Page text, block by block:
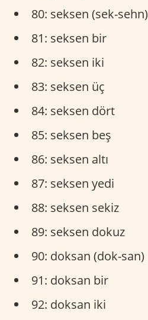
80: seksen (sek-sehn)
81: seksen bir
82: seksen iki
83: seksen üç
84: seksen dört
85: seksen beş
86: seksen altı
87: seksen yedi
88: seksen sekiz
89: seksen dokuz
90: doksan (dok-san)
91: doksan bir
92: doksan iki